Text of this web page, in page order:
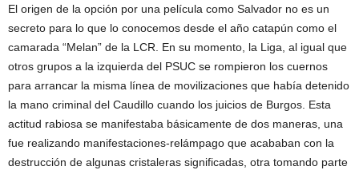
El origen de la opción por una película como Salvador no es un
secreto para lo que lo conocemos desde el año catapún como el
camarada “Melan” de la LCR. En su momento, la Liga, al igual que
otros grupos a la izquierda del PSUC se rompieron los cuernos
para arrancar la misma línea de movilizaciones que había detenido
la mano criminal del Caudillo cuando los juicios de Burgos. Esta
actitud rabiosa se manifestaba básicamente de dos maneras, una
fue realizando manifestaciones-relámpago que acababan con la
destrucción de algunas cristaleras significadas, otra tomando parte